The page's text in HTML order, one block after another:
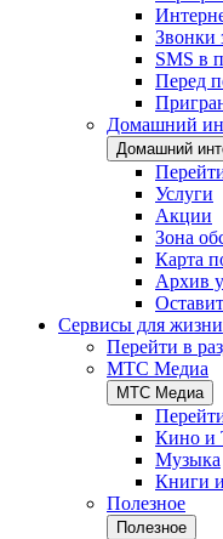
Звонки
SMS в
Перед
Домашний
Домашний
Услуги
Акции
Зона
Карта
Архив
Сервисы для жизни
Перейти в
МТС Медиа
МТС Медиа
Кино и
Музыка
Книги
Полезное
Полезное